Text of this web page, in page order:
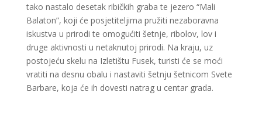
tako nastalo desetak ribičkih graba te jezero “Mali
Balaton”, koji će posjetiteljima pružiti nezaboravna
iskustva u prirodi te omogućiti šetnje, ribolov, lov i
druge aktivnosti u netaknutoj prirodi. Na kraju, uz
postojeću skelu na Izletištu Fusek, turisti će se moći
vratiti na desnu obalu i nastaviti šetnju šetnicom Svete
Barbare, koja će ih dovesti natrag u centar grada.